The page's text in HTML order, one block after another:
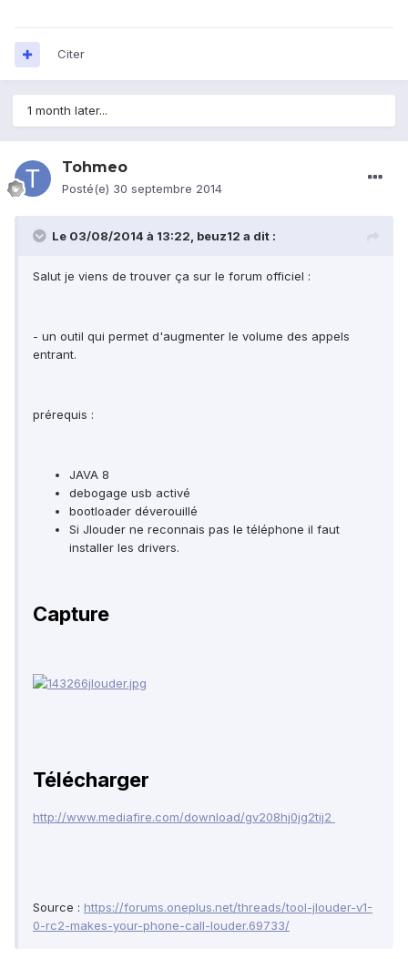
Citer
1 month later...
Tohmeo
Posté(e) 30 septembre 2014
Le 03/08/2014 à 13:22, beuz12 a dit :
Salut je viens de trouver ça sur le forum officiel :
- un outil qui permet d'augmenter le volume des appels
entrant.
prérequis :
JAVA 8
debogage usb activé
bootloader déverouillé
Si Jlouder ne reconnais pas le téléphone il faut
installer les drivers.
Capture
Télécharger
http://www.mediafire.com/download/gv208hj0jg2tij2
Source : https://forums.oneplus.net/threads/tool-jlouder-v1-
0-rc2-makes-your-phone-call-louder.69733/